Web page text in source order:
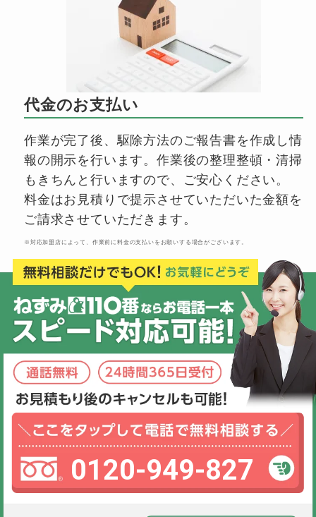
代金のお支払い
作業が完了後、駆除方法のご報告書を作成し情
報の開示を行います。作業後の整理整頓・清掃
もきちんと行いますので、ご安心ください。
料金はお見積りで提示させていただいた金額を
ご請求させていただきます。
※対応加盟店によって、作業前に料金の支払いをお願いする場合がございます。
0120-949-827